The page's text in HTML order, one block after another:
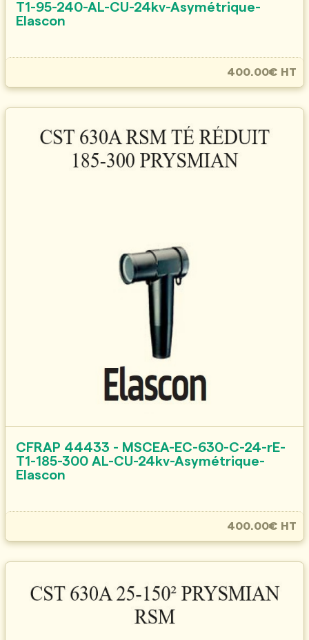
T1-95-240-AL-CU-24kv-Asymétrique-
Elascon
400.00€ HT
CFRAP 44433 - MSCEA-EC-630-C-24-rE-
T1-185-300 AL-CU-24kv-Asymétrique-
Elascon
400.00€ HT